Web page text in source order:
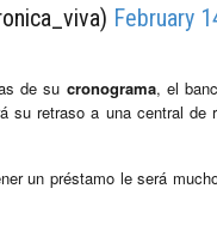
February
de su cronograma, el
su retraso a una central
un préstamo le será